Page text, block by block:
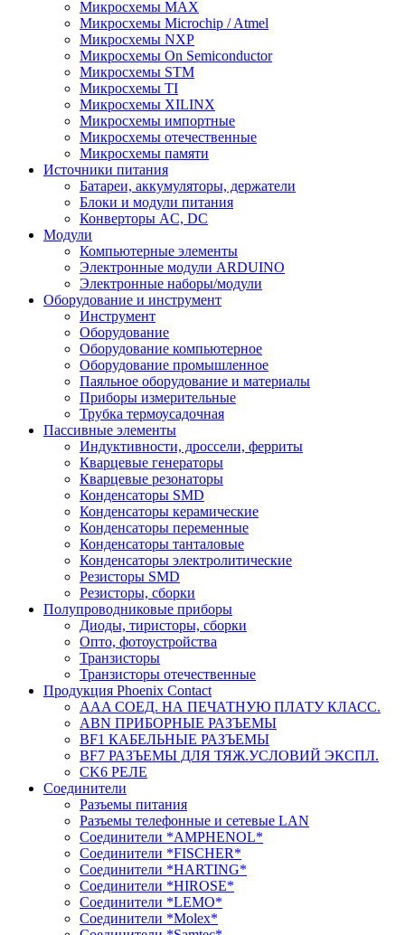
Микросхемы MAX
Микросхемы Microchip / Atmel
Микросхемы NXP
Микросхемы On Semiconductor
Микросхемы STM
Микросхемы TI
Микросхемы XILINX
Микросхемы импортные
Микросхемы отечественные
Микросхемы памяти
Источники питания
Батареи, аккумуляторы, держатели
Блоки и модули питания
Конверторы AC, DC
Модули
Компьютерные элементы
Электронные модули ARDUINO
Электронные наборы/модули
Оборудование и инструмент
Инструмент
Оборудование
Оборудование компьютерное
Оборудование промышленное
Паяльное оборудование и материалы
Приборы измерительные
Трубка термоусадочная
Пассивные элементы
Индуктивности, дроссели, ферриты
Кварцевые генераторы
Кварцевые резонаторы
Конденсаторы SMD
Конденсаторы керамические
Конденсаторы переменные
Конденсаторы танталовые
Конденсаторы электролитические
Резисторы SMD
Резисторы, сборки
Полупроводниковые приборы
Диоды, тиристоры, сборки
Опто, фотоустройства
Транзисторы
Транзисторы отечественные
Продукция Phoenix Contact
AAA СОЕД. НА ПЕЧАТНУЮ ПЛАТУ КЛАСС.
ABN ПРИБОРНЫЕ РАЗЪЕМЫ
BF1 КАБЕЛЬНЫЕ РАЗЪЕМЫ
BF7 РАЗЪЕМЫ ДЛЯ ТЯЖ.УСЛОВИЙ ЭКСПЛ.
CK6 РЕЛЕ
Соединители
Разъемы питания
Разъемы телефонные и сетевые LAN
Соединители *AMPHENOL*
Соединители *FISCHER*
Соединители *HARTING*
Соединители *HIROSE*
Соединители *LEMO*
Соединители *Molex*